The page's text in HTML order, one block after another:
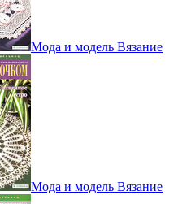
Мода и модель Вязание
Мода и модель Вязание